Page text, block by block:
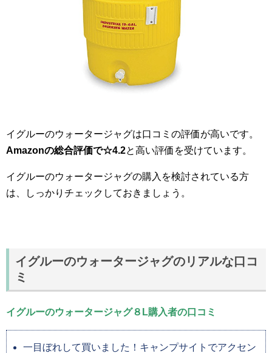
イグルーのウォータージャグは口コミの評価が高いです。
Amazonの総合評価で☆4.2と高い評価を受けています。
イグルーのウォータージャグの購入を検討されている方
は、しっかりチェックしておきましょう。
イグルーのウォータージャグのリアルな口コ
ミ
イグルーのウォータージャグ８L購入者の口コミ
一目ぼれして買いました！キャンプサイトでアクセン